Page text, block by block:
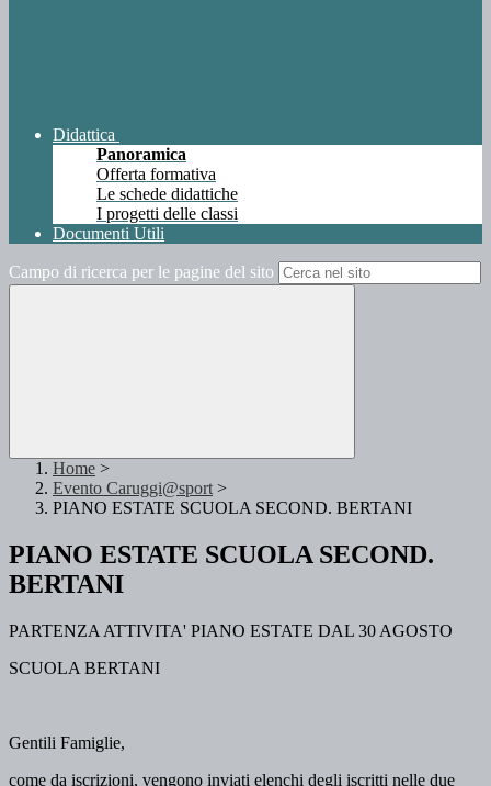
Didattica
Panoramica
Offerta formativa
Le schede didattiche
I progetti delle classi
Documenti Utili
Campo di ricerca per le pagine del sito
Home >
Evento Caruggi@sport >
PIANO ESTATE SCUOLA SECOND. BERTANI
PIANO ESTATE SCUOLA SECOND.
BERTANI
PARTENZA ATTIVITA' PIANO ESTATE DAL 30 AGOSTO
SCUOLA BERTANI
Gentili Famiglie,
come da iscrizioni, vengono inviati elenchi degli iscritti nelle due